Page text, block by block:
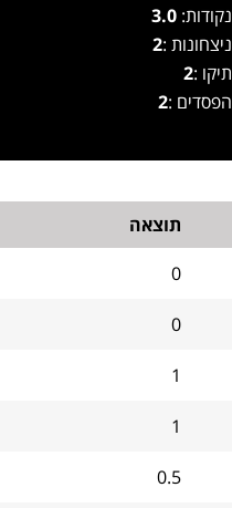
נקודות:3.0
ניצחונות :2
תיקו :2
הפסדים :2
תוצאה
0
0
1
1
0.5